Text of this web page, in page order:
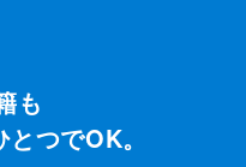
も
つでOK。